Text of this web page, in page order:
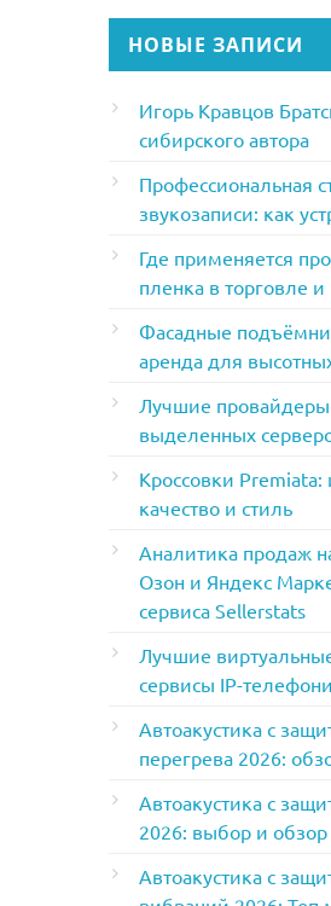
НОВЫЕ ЗАПИСИ
Игорь Кравцов
сибирского автора
Профессиональная
звукозаписи: как
Где применяется
пленка в торговле и
Фасадные
аренда для
Лучшие провайдеры
выделенных
Кроссовки Premiata:
качество и стиль
Аналитика продаж
Озон и Яндекс
сервиса Sellerstats
Лучшие
сервисы IP-
Автоакустика с
перегрева 2026:
Автоакустика с
2026: выбор и обзор
Автоакустика с